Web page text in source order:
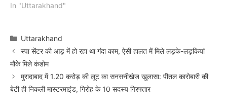
In "Uttarakhand"
Categories
Uttarakhand
स्पा सेंटर की आड़ में हो रहा था गंदा काम, ऐसी हालत में मिले लड़के-लड़कियां
मौके मिले कंडोम
मुरादाबाद में 1.20 करोड़ की लूट का सनसनीखेज खुलासा: पीतल कारोबारी की
बेटी ही निकली मास्टरमाइंड, गिरोह के 10 सदस्य गिरफ्तार